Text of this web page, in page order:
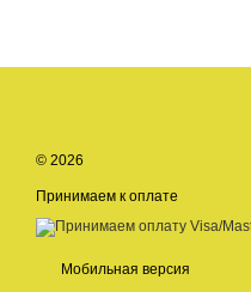
© 2026
Принимаем к оплате
Мобильная версия